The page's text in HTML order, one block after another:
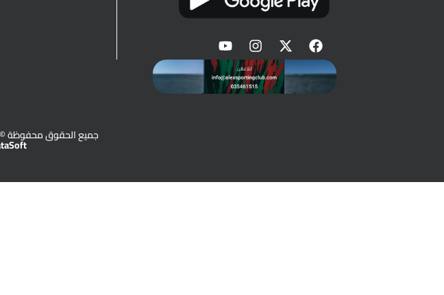
جميع الحقوق محفوظة ©